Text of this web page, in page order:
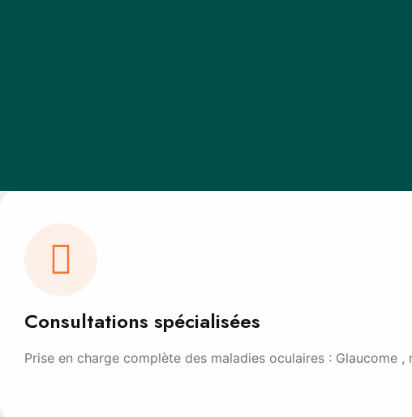
Consultations spécialisées
Prise en charge complète des maladies oculaires :